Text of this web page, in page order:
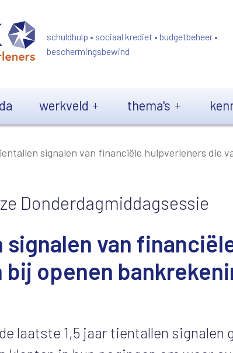
schuldhulp • sociaal krediet • budgetbeheer •
beschermingsbewind
werkveld thema's
signalen van financiële hulpverleners die
Donderdagmiddagsessie
signalen van
openen
laatste 1,5 jaar tientallen signalen